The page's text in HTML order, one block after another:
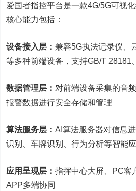
爱国者指控平台是一款4G/5G可视
核心能力包括：
设备接入层：兼容5G执法记录仪、
等多种前端设备，支持GB/T 28181
数据管理层： 对前端设备采集的音
报警数据进行安全存储和管理
算法服务层：AI算法服务器对信息
识别、车牌识别、行为分析等智能
应用呈现层：指挥中心大屏、PC客
APP多端协同